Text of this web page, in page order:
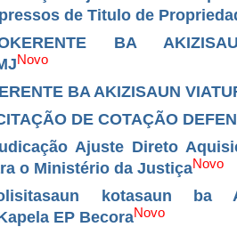
de Titulo de
BA
Novo
BA AKIZISAUN
DE COTAÇÃO
Ajuste Direto
o Ministério da JustiçaNovo
kotasaun ba
EP BecoraNovo